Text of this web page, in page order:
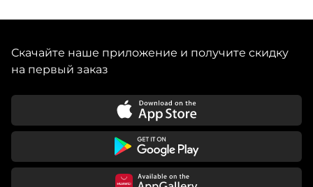
Скачайте наше приложение и получите скидку
на первый заказ